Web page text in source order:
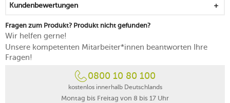
Kundenbewertungen
Fragen zum Produkt? Produkt nicht gefunden?
Wir helfen gerne!
Unsere kompetenten Mitarbeiter*innen beantworten Ihre
Fragen!
0800 10 80 100
kostenlos innerhalb Deutschlands
Montag bis Freitag von 8 bis 17 Uhr